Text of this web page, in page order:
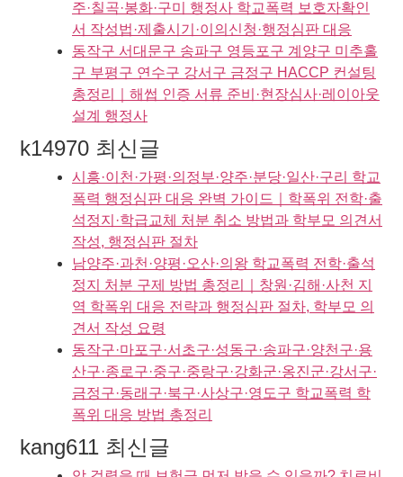
주·칠곡·봉화·구미 행정사 학교폭력 보호자확인
서 작성법·제출시기·이의신청·행정심판 대응
동작구 서대문구 송파구 영등포구 계양구 미추홀
구 부평구 연수구 강서구 금정구 HACCP 컨설팅
총정리｜해썹 인증 서류 준비·현장심사·레이아웃
설계 행정사
k14970 최신글
시흥·이천·가평·의정부·양주·분당·일산·구리 학교
폭력 행정심판 대응 완벽 가이드｜학폭위 전학·출
석정지·학급교체 처분 취소 방법과 학부모 의견서
작성, 행정심판 절차
남양주·과천·양평·오산·의왕 학교폭력 전학·출석
정지 처분 구제 방법 총정리｜창원·김해·사천 지
역 학폭위 대응 전략과 행정심판 절차, 학부모 의
견서 작성 요령
동작구·마포구·서초구·성동구·송파구·양천구·용
산구·종로구·중구·중랑구·강화군·옹진군·강서구·
금정구·동래구·북구·사상구·영도구 학교폭력 학
폭위 대응 방법 총정리
kang611 최신글